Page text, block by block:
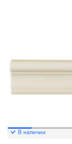
В наличии